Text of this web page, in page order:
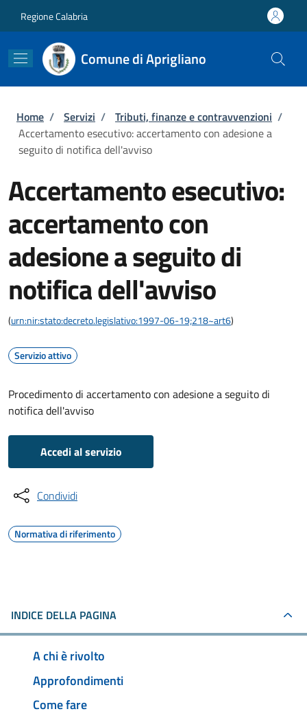
Regione Calabria
Comune di Aprigliano
Briciole di pane
Home / Servizi / Tributi, finanze e contravvenzioni /
Accertamento esecutivo: accertamento con adesione a
seguito di notifica dell'avviso
Accertamento esecutivo:
accertamento con
adesione a seguito di
notifica dell'avviso
(urn:nir:stato:decreto.legislativo:1997-06-19;218~art6)
Servizio attivo
Procedimento di accertamento con adesione a seguito di
notifica dell'avviso
Accedi al servizio
Condividi
Normativa di riferimento
INDICE DELLA PAGINA
A chi è rivolto
Approfondimenti
Come fare